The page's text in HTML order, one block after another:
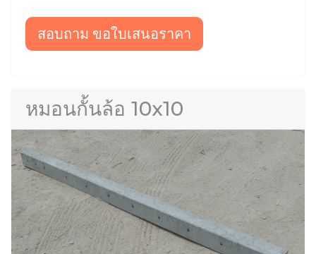
สอบถาม ขอใบเสนอราคา
หมอนกั้นล้อ 10x10